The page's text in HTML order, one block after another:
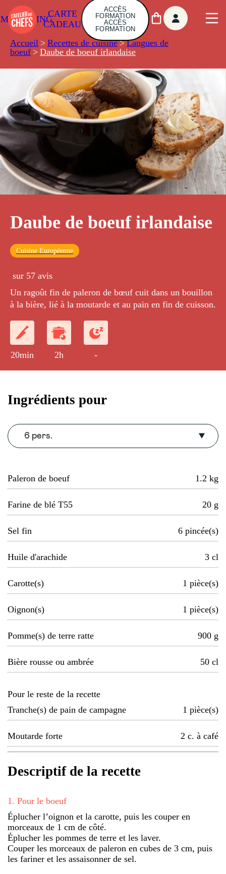
CARTE
CADEAU
ACCÈS
FORMATION
ACCÈS
FORMATION
Accueil > Recettes de cuisine > Langues de
boeuf > Daube de boeuf irlandaise
Daube de boeuf irlandaise
Cuisine Européenne
sur 57 avis
Un ragoût fin de paleron de bœuf cuit dans un bouillon
à la bière, lié à la moutarde et au pain en fin de cuisson.
20min 2h -
Ingrédients pour
6 pers.
Paleron de boeuf 1.2 kg
Farine de blé T55 20 g
Sel fin 6 pincée(s)
Huile d'arachide 3 cl
Carotte(s) 1 pièce(s)
Oignon(s) 1 pièce(s)
Pomme(s) de terre ratte 900 g
Bière rousse ou ambrée 50 cl
Pour le reste de la recette
Tranche(s) de pain de campagne
1 pièce(s)
Moutarde forte 2 c. à café
Descriptif de la recette
1 . Pour le boeuf
Éplucher l’oignon et la carotte, puis les couper en
morceaux de 1 cm de côté.
Éplucher les pommes de terre et les laver.
Couper les morceaux de paleron en cubes de 3 cm, puis
les fariner et les assaisonner de sel.